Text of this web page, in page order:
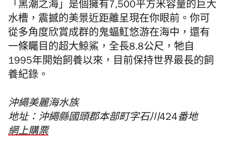
「黑潮之海」是個擁有7,500平方米容量的巨大
水槽，震撼的美景近距離呈現在你眼前。你可
從多角度欣賞成群的鬼蝠魟悠游在海中，還有
一條矚目的超大鯨鯊，全長8.8公尺，牠自
1995年開始飼養以來，目前保持世界最長的飼
養紀錄。
沖繩美麗海水族
地址：沖繩縣國頭郡本部町字石川424番地
網上購票